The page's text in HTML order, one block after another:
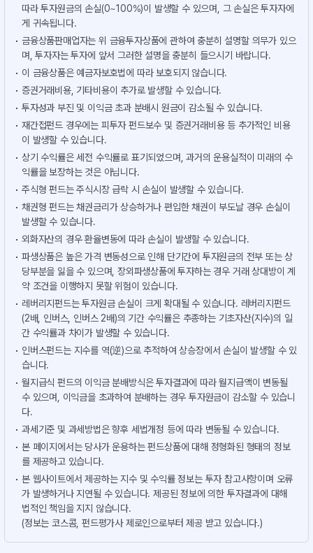
따라 투자원금의 손실(0~100%)이 발생할 수 있으며, 그 손실은 투자자에
게 귀속됩니다.
금융상품판매업자는 위 금융투자상품에 관하여 충분히 설명할 의무가 있으
며, 투자자는 투자에 앞서 그러한 설명을 충분히 들으시기 바랍니다.
이 금융상품은 예금자보호법에 따라 보호되지 않습니다.
증권거래비용, 기타비용이 추가로 발생할 수 있습니다.
투자성과 부진 및 이익금 초과 분배시 원금이 감소될 수 있습니다.
재간접펀드 경우에는 피투자 펀드보수 및 증권거래비용 등 추가적인 비용
이 발생할 수 있습니다.
상기 수익률은 세전 수익률로 표기되었으며, 과거의 운용실적이 미래의 수
익률을 보장하는 것은 아닙니다.
주식형 펀드는 주식시장 급락 시 손실이 발생할 수 있습니다.
채권형 펀드는 채권금리가 상승하거나 편입한 채권이 부도날 경우 손실이
발생할 수 있습니다.
외화자산의 경우 환율변동에 따라 손실이 발생할 수 있습니다.
파생상품은 높은 가격 변동성으로 인해 단기간에 투자원금의 전부 또는 상
당부분을 잃을 수 있으며, 장외파생상품에 투자하는 경우 거래 상대방이 계
약 조건을 이행하지 못할 위험이 있습니다.
레버리지펀드는 투자원금 손실이 크게 확대될 수 있습니다. 레버리지펀드
(2배, 인버스, 인버스 2배)의 기간 수익률은 추종하는 기초자산(지수)의 일
간 수익률과 차이가 발생할 수 있습니다.
인버스펀드는 지수를 역(逆)으로 추적하여 상승장에서 손실이 발생할 수 있
습니다.
월지급식 펀드의 이익금 분배방식은 투자결과에 따라 월지급액이 변동될
수 있으며, 이익금을 초과하여 분배하는 경우 투자원금이 감소할 수 있습니
다.
과세기준 및 과세방법은 향후 세법개정 등에 따라 변동될 수 있습니다.
본 페이지에서는 당사가 운용하는 펀드상품에 대해 정형화된 형태의 정보
를 제공하고 있습니다.
본 웹사이트에서 제공하는 지수 및 수익률 정보는 투자 참고사항이며 오류
가 발생하거나 지연될 수 있습니다. 제공된 정보에 의한 투자결과에 대해
법적인 책임을 지지 않습니다.
(정보는 코스콤, 펀드평가사 제로인으로부터 제공 받고 있습니다.)